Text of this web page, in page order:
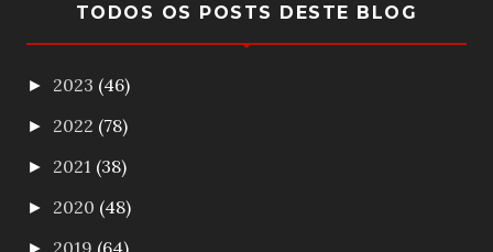
TODOS OS POSTS DESTE BLOG
► 2023 (46)
► 2022 (78)
► 2021 (38)
► 2020 (48)
► 2019 (64)